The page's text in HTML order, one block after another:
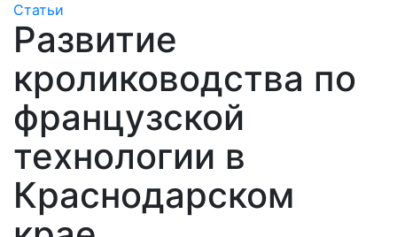
Статьи
Развитие
кролиководства по
французской
технологии в
Краснодарском